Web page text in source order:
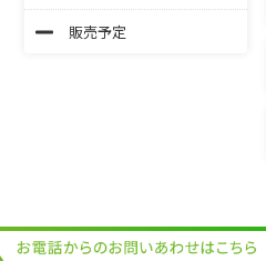
販売予定